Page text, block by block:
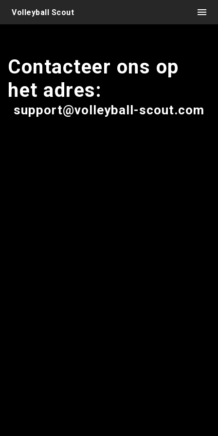
Volleyball Scout
Contacteer ons op
het adres:
support@volleyball-scout.com